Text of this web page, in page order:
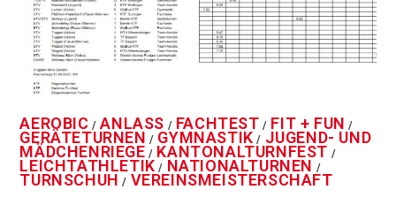
AEROBIC /ANLASS / FACHTEST / FIT + FUN /
GERÄTETURNEN / GYMNASTIK / JUGEND- UND
MÄDCHENRIEGE / KANTONALTURNFEST /
LEICHTATHLETIK / NATIONALTURNEN /
TURNSCHUH / VEREINSMEISTERSCHAFT